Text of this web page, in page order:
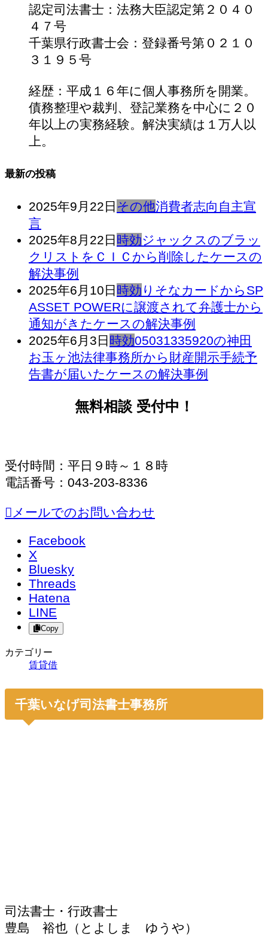
認定司法書士：法務大臣認定第２０４０
４７号
千葉県行政書士会：登録番号第０２１０
３１９５号
経歴：平成１６年に個人事務所を開業。
債務整理や裁判、登記業務を中心に２０
年以上の実務経験。解決実績は１万人以
上。
最新の投稿
2025年9月22日 その他消費者志向自主宣
言
2025年8月22日 時効ジャックスのブラッ
クリストをＣＩＣから削除したケースの
解決事例
2025年6月10日 時効 りそなカードからSP
ASSET POWERに譲渡されて弁護士から
通知がきたケースの解決事例
2025年6月3日 時効05031335920の神田
お玉ヶ池法律事務所から財産開示手続予
告書が届いたケースの解決事例
無料相談 受付中！
受付時間：平日９時～１８時
電話番号：043-203-8336
メールでのお問い合わせ
Facebook
X
Bluesky
Threads
Hatena
LINE
Copy
カテゴリー
賃貸借
千葉いなげ司法書士事務所
司法書士・行政書士
豊島 裕也（とよしま ゆうや）